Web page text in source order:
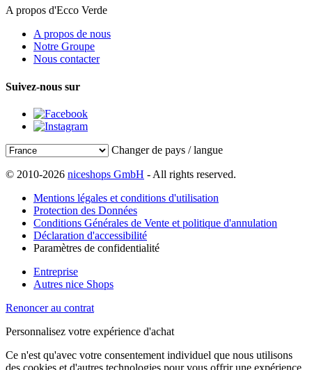
A propos d'Ecco Verde
A propos de nous
Notre Groupe
Nous contacter
Suivez-nous sur
Changer de pays / langue
© 2010-2026 niceshops GmbH - All rights reserved.
Mentions légales et conditions d'utilisation
Protection des Données
Conditions Générales de Vente et politique d'annulation
Déclaration d'accessibilité
Paramètres de confidentialité
Entreprise
Autres nice Shops
Renoncer au contrat
Personnalisez votre expérience d'achat
Ce n'est qu'avec votre consentement individuel que nous utilisons
des cookies et d'autres technologies pour vous offrir une expérience